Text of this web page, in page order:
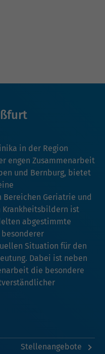
in der Region
engen Zusammenarbeit
und Bernburg, bietet
Bereichen Geriatrie und
Krankheitsbildern ist
abgestimmte
Situation für den
Dabei ist neben
die besondere
Stellenangebote